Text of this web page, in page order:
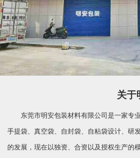
关于
东莞市明安包装材料有限公司是一家专业
手提袋、真空袋、自封袋、自粘袋设计、研
的发展，现在以独资、合资以及授权生产的